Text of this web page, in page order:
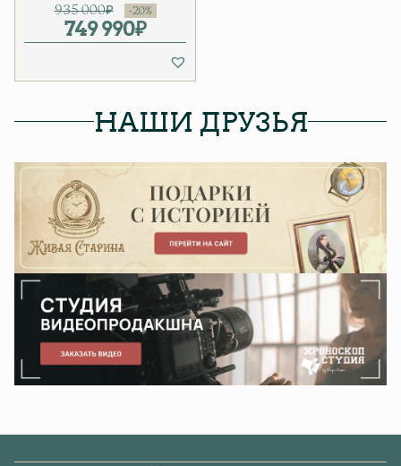
935 000₽
Первоначальная цена
749 990₽
Текущая цена: 749 990₽.
НАШИ ДРУЗЬЯ